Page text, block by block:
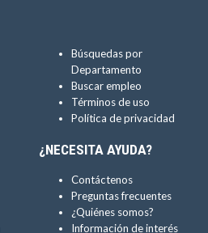
Búsquedas por
Departamento
Buscar empleo
Términos de uso
Política de privacidad
¿NECESITA AYUDA?
Contáctenos
Preguntas frecuentes
¿Quiénes somos?
Información de interés